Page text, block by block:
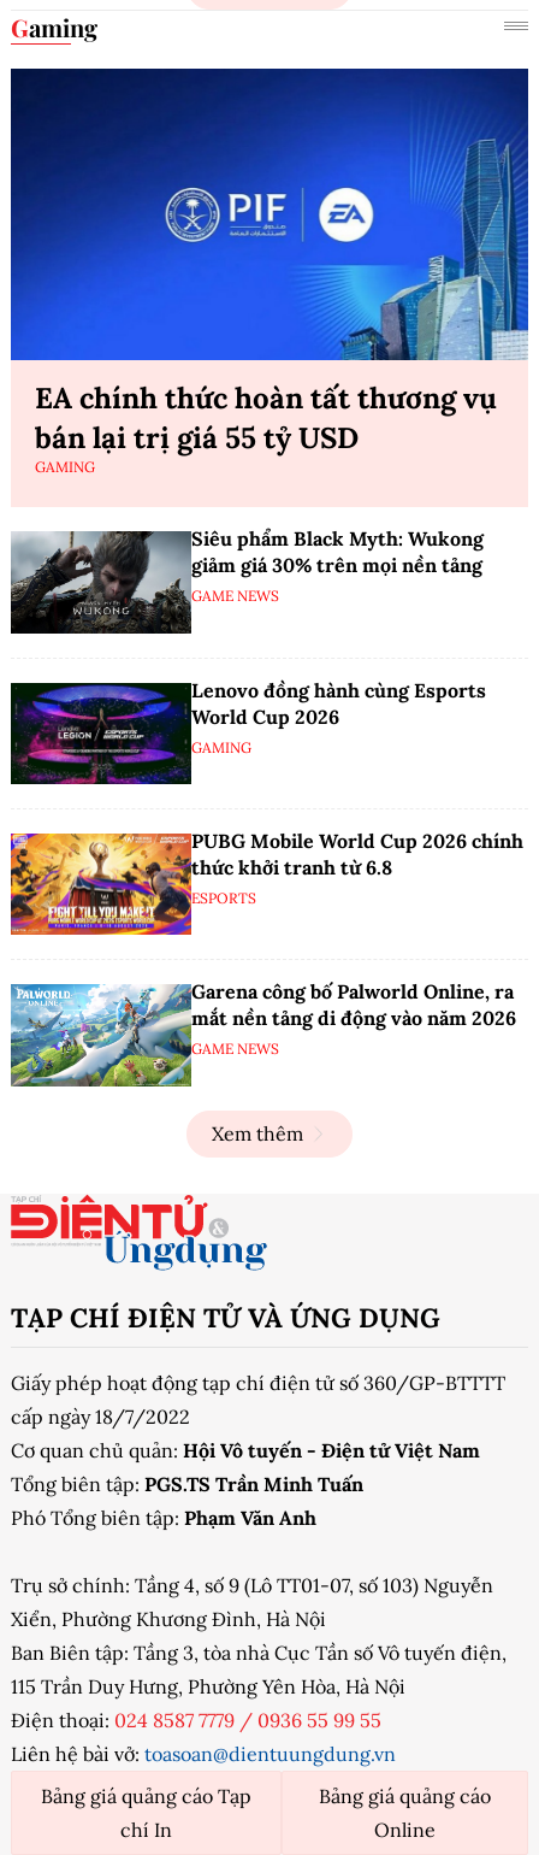
Gaming
EA chính thức hoàn tất thương vụ
bán lại trị giá 55 tỷ USD
GAMING
Siêu phẩm Black Myth: Wukong
giảm giá 30% trên mọi nền tảng
GAME NEWS
Lenovo đồng hành cùng Esports
World Cup 2026
GAMING
PUBG Mobile World Cup 2026 chính
thức khởi tranh từ 6.8
ESPORTS
Garena công bố Palworld Online, ra
mắt nền tảng di động vào năm 2026
GAME NEWS
Xem thêm
TẠP CHÍ ĐIỆN TỬ VÀ ỨNG DỤNG
Giấy phép hoạt động tạp chí điện tử số 360/GP-BTTTT
cấp ngày 18/7/2022
Cơ quan chủ quản: Hội Vô tuyến - Điện tử Việt Nam
Tổng biên tập: PGS.TS Trần Minh Tuấn
Phó Tổng biên tập: Phạm Văn Anh
Trụ sở chính: Tầng 4, số 9 (Lô TT01-07, số 103) Nguyễn
Xiển, Phường Khương Đình, Hà Nội
Ban Biên tập: Tầng 3, tòa nhà Cục Tần số Vô tuyến điện,
115 Trần Duy Hưng, Phường Yên Hòa, Hà Nội
Điện thoại: 024 8587 7779 / 0936 55 99 55
Liên hệ bài vở: toasoan@dientuungdung.vn
Bảng giá quảng cáo Tạp
chí In
Bảng giá quảng cáo
Online